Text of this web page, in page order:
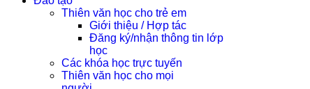
Thiên văn học cho trẻ em
Giới thiệu / Hợp tác
Đăng ký/nhận thông tin lớp
học
Các khóa học trực tuyến
Thiên văn học cho mọi